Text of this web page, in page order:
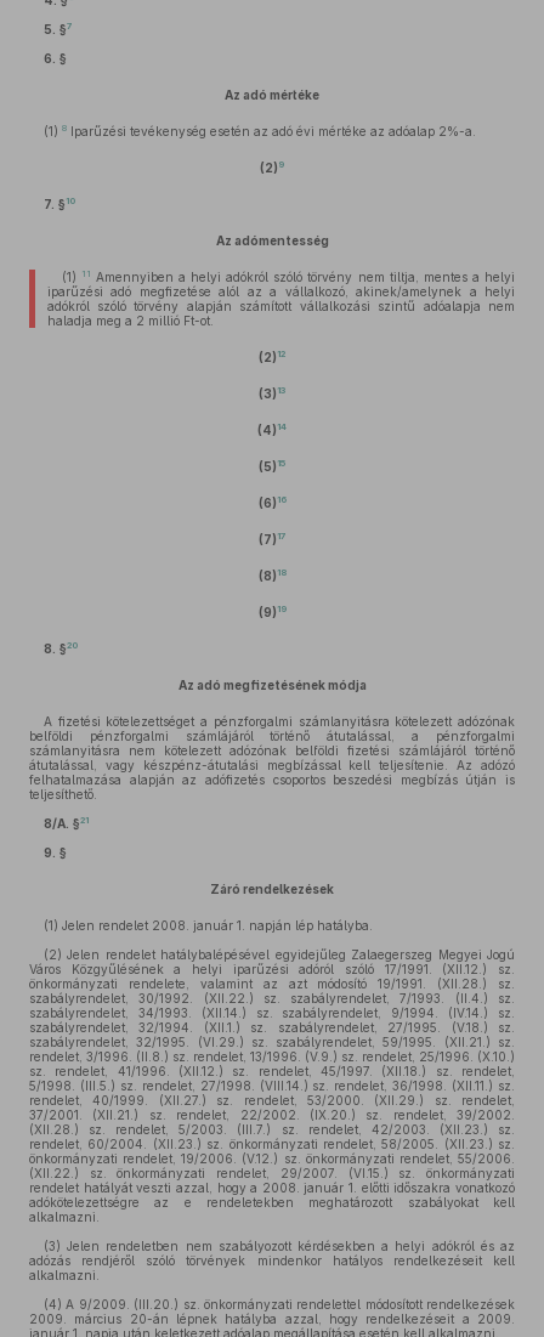
5. §7
6. §
Az adó mértéke
(1) 8 Iparűzési tevékenység esetén az adó évi mértéke az adóalap 2%-a.
(2) 9
7. § 10
Az adómentesség
(1) 11 Amennyiben a helyi adókról szóló törvény nem tiltja, mentes a helyi
iparűzési adó megfizetése alól az a vállalkozó, akinek/amelynek a helyi
adókról szóló törvény alapján számított vállalkozási szintű adóalapja nem
haladja meg a 2 millió Ft-ot.
(2) 12
(3) 13
(4) 14
(5) 15
(6) 16
(7) 17
(8) 18
(9) 19
8. §20
Az adó megfizetésének módja
A fizetési kötelezettséget a pénzforgalmi számlanyitásra kötelezett adózónak
belföldi pénzforgalmi számlájáról történő átutalással, a pénzforgalmi
számlanyitásra nem kötelezett adózónak belföldi fizetési számlájáról történő
átutalással, vagy készpénz-átutalási megbízással kell teljesítenie. Az adózó
felhatalmazása alapján az adófizetés csoportos beszedési megbízás útján is
teljesíthető.
8/A. §21
9. §
Záró rendelkezések
(1) Jelen rendelet 2008. január 1. napján lép hatályba.
(2) Jelen rendelet hatálybalépésével egyidejűleg Zalaegerszeg Megyei Jogú
Város Közgyűlésének a helyi iparűzési adóról szóló 17/1991. (XII.12.) sz.
önkormányzati rendelete, valamint az azt módosító 19/1991. (XII.28.) sz.
szabályrendelet, 30/1992. (XII.22.) sz. szabályrendelet, 7/1993. (II.4.) sz.
szabályrendelet, 34/1993. (XII.14.) sz. szabályrendelet, 9/1994. (IV.14.) sz.
szabályrendelet, 32/1994. (XII.1.) sz. szabályrendelet, 27/1995. (V.18.) sz.
szabályrendelet, 32/1995. (VI.29.) sz. szabályrendelet, 59/1995. (XII.21.) sz.
rendelet, 3/1996. (II.8.) sz. rendelet, 13/1996. (V.9.) sz. rendelet, 25/1996. (X.10.)
sz. rendelet, 41/1996. (XII.12.) sz. rendelet, 45/1997. (XII.18.) sz. rendelet,
5/1998. (III.5.) sz. rendelet, 27/1998. (VIII.14.) sz. rendelet, 36/1998. (XII.11.) sz.
rendelet, 40/1999. (XII.27.) sz. rendelet, 53/2000. (XII.29.) sz. rendelet,
37/2001. (XII.21.) sz. rendelet, 22/2002. (IX.20.) sz. rendelet, 39/2002.
(XII.28.) sz. rendelet, 5/2003. (III.7.) sz. rendelet, 42/2003. (XII.23.) sz.
rendelet, 60/2004. (XII.23.) sz. önkormányzati rendelet, 58/2005. (XII.23.) sz.
önkormányzati rendelet, 19/2006. (V.12.) sz. önkormányzati rendelet, 55/2006.
(XII.22.) sz. önkormányzati rendelet, 29/2007. (VI.15.) sz. önkormányzati
rendelet hatályát veszti azzal, hogy a 2008. január 1. előtti időszakra vonatkozó
adókötelezettségre az e rendeletekben meghatározott szabályokat kell
alkalmazni.
(3) Jelen rendeletben nem szabályozott kérdésekben a helyi adókról és az
adózás rendjéről szóló törvények mindenkor hatályos rendelkezéseit kell
alkalmazni.
(4) A 9/2009. (III.20.) sz. önkormányzati rendelettel módosított rendelkezések
2009. március 20-án lépnek hatályba azzal, hogy rendelkezéseit a 2009.
január 1. napja után keletkezett adóalap megállapítása esetén kell alkalmazni.